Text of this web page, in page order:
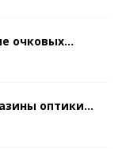
очковых...
оптики...